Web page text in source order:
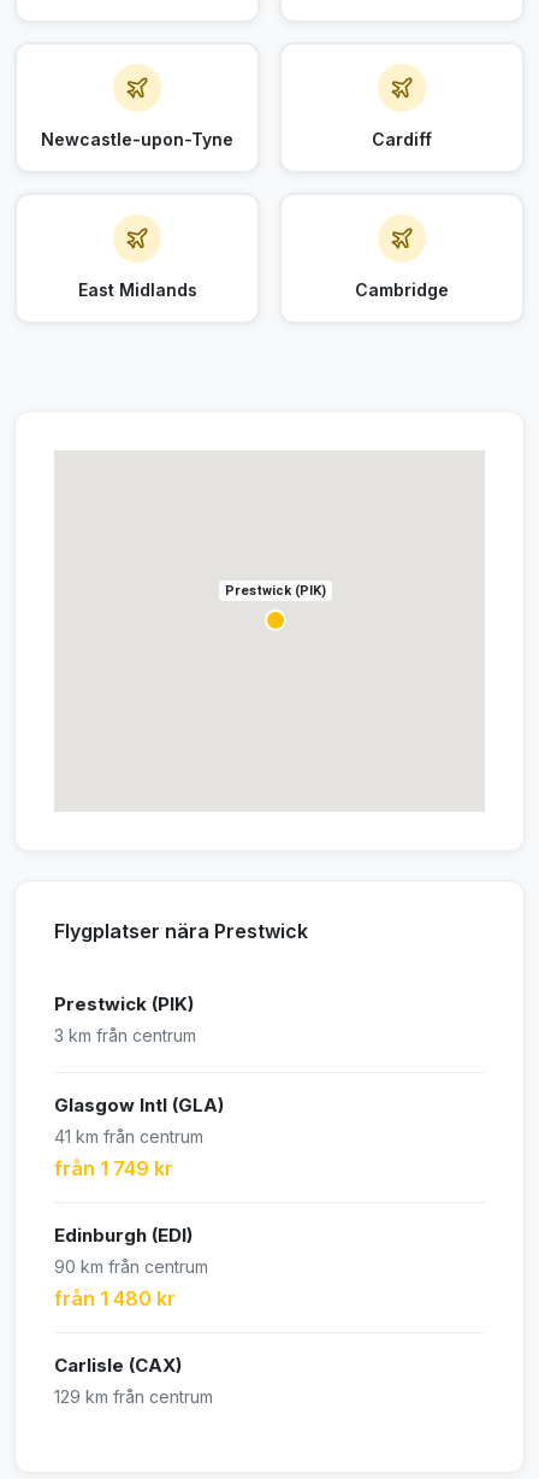
Newcastle-upon-Tyne Cardiff
East Midlands Cambridge
Prestwick (PIK)
Flygplatser nära Prestwick
Prestwick (PIK)
3 km från centrum
Glasgow Intl (GLA)
41 km från centrum
från 1 749 kr
Edinburgh (EDI)
90 km från centrum
från 1 480 kr
Carlisle (CAX)
129 km från centrum